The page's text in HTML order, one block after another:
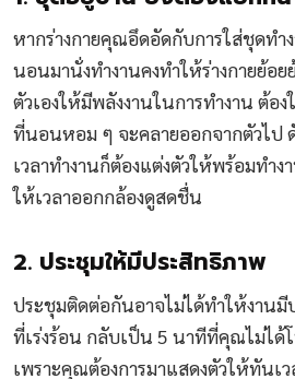
หากร่างกายคุณอึดอัดกับการใส่ชุดทำ
นอนมานั่งทำงานคงทำให้ร่างกายย้อ
ตัวเองให้มีพลังงานในการทำงาน ต้อ
ที่นอนหอม ๆ จะคลายออกจากตัวไป
เวลาทำงานก็ต้องแต่งตัวให้พร้อมทำ
ให้เวลาออกกล้องดูสดชื่น
2. ประชุมให้มีประสิทธิภาพ
ประชุมติดต่อกันอาจไม่ได้ทำให้งาน
ที่เร่งร้อน กลับเป็น 5 นาทีที่คุณไม่ได้
เพราะคุณต้องการมาแสดงตัวให้ทันเ